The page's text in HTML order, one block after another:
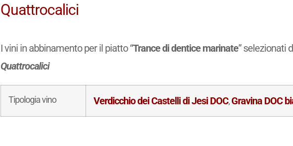
Quattrocalici
I vini in abbinamento per il piatto “Trance di dentice marinate” selezionati
Quattrocalici
Tipologia vino Verdicchio dei Castelli di Jesi DOC,Gravina DOC